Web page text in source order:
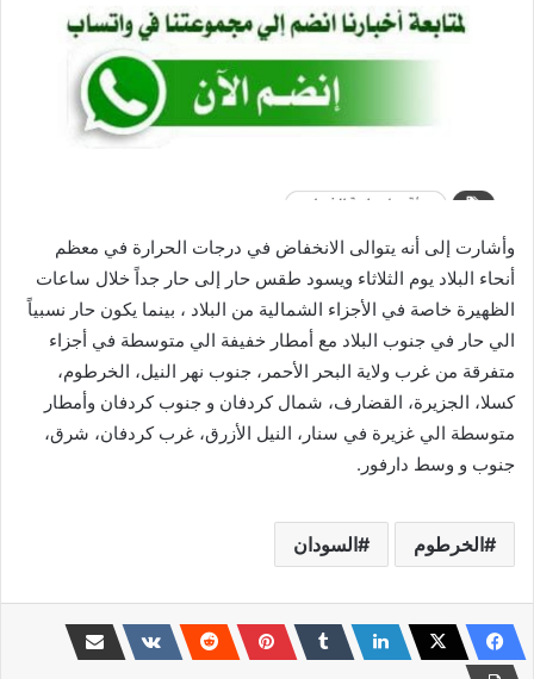
وأشارت إلى أنه يتوالى الانخفاض في درجات الحرارة في معظم
أنحاء البلاد يوم الثلاثاء ويسود طقس حار إلى حار جداً خلال ساعات
الظهيرة خاصة في الأجزاء الشمالية من البلاد ، بينما يكون حار نسبياً
الي حار في جنوب البلاد مع أمطار خفيفة الي متوسطة في أجزاء
متفرقة من غرب ولاية البحر الأحمر، جنوب نهر النيل، الخرطوم،
كسلا، الجزيرة، القضارف، شمال كردفان و جنوب كردفان وأمطار
متوسطة الي غزيرة في سنار، النيل الأزرق، غرب كردفان، شرق،
جنوب و وسط دارفور.
الخرطوم السودان